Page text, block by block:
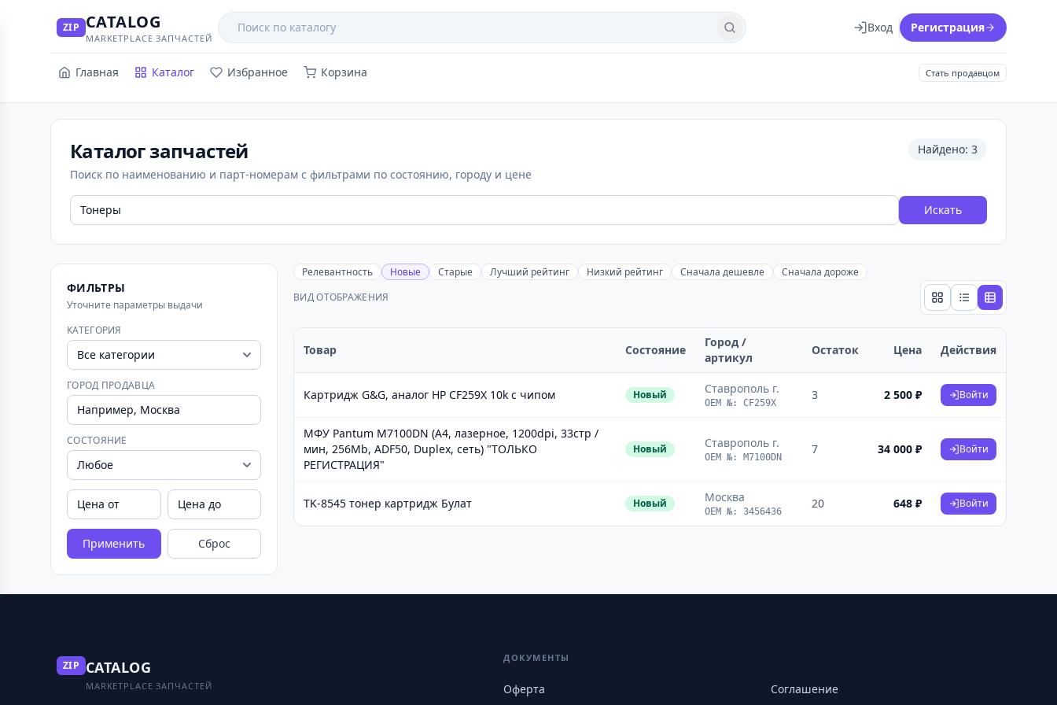
ZIP CATALOG
MARKETPLACE ЗАПЧАСТЕЙ
Поиск товаров
Найти
Вход Регистрация
Главная Каталог Избранное Корзина Стать продавцом
Каталог запчастей
Поиск по наименованию и парт-номерам с фильтрами по состоянию, городу и цене
Найдено: 3
Искать
ФИЛЬТРЫ
Уточните параметры выдачи
КАТЕГОРИЯ
ГОРОД ПРОДАВЦА
СОСТОЯНИЕ
Применить Сброс
Релевантность Новые Старые Лучший рейтинг Низкий рейтинг Сначала дешевле
Сначала дороже
ВИД ОТОБРАЖЕНИЯ
СеткаСписокТаблица
Товар Состояние
Город /
артикул
Остаток Цена Действия
Картридж G&G, аналог HP CF259X 10k с чипом Новый Ставрополь г.
OEM №: CF259X
3 2 500 ₽ Войти
МФУ Pantum M7100DN (A4, лазерное, 1200dpi, 33стр /
мин, 256Mb, ADF50, Duplex, сеть) "ТОЛЬКО
РЕГИСТРАЦИЯ"
Новый Ставрополь г.
OEM №: M7100DN
7 34 000 ₽ Войти
TK-8545 тонер картридж Булат Новый Москва
OEM №: 3456436
20 648 ₽ Войти
ZIP CATALOG
MARKETPLACE ЗАПЧАСТЕЙ
ДОКУМЕНТЫ
Оферта Соглашение